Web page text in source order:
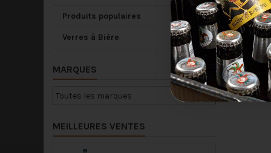
Produits populaires
Verres à Bière
MARQUES
MEILLEURES VENTES